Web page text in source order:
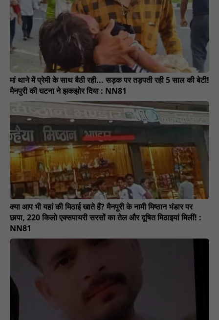
मां थाने में प्रेमी के साथ बैठी रही... सड़क पर तड़पती रही 5 साल की बेटी!
मैनपुरी की घटना ने झकझोर दिया : NN81
क्या आप भी यहां की मिठाई खाते हैं? मैनपुरी के नामी मिष्ठान भंडार पर
छापा, 220 किलो एक्सपायरी सरसों का तेल और दूषित मिठाइयां मिलीं! :
NN81